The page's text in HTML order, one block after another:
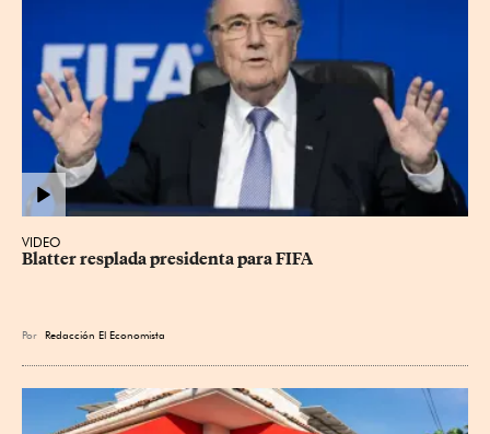
VIDEO
Blatter resplada presidenta para FIFA
Por Redacción El Economista